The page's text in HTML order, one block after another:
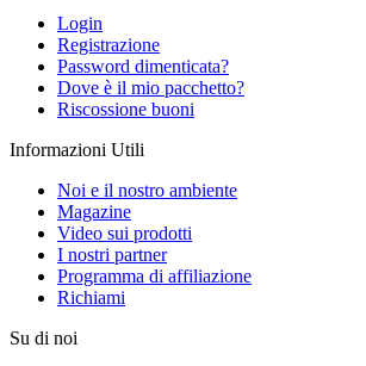
Login
Registrazione
Password dimenticata?
Dove è il mio pacchetto?
Riscossione buoni
Informazioni Utili
Noi e il nostro ambiente
Magazine
Video sui prodotti
I nostri partner
Programma di affiliazione
Richiami
Su di noi